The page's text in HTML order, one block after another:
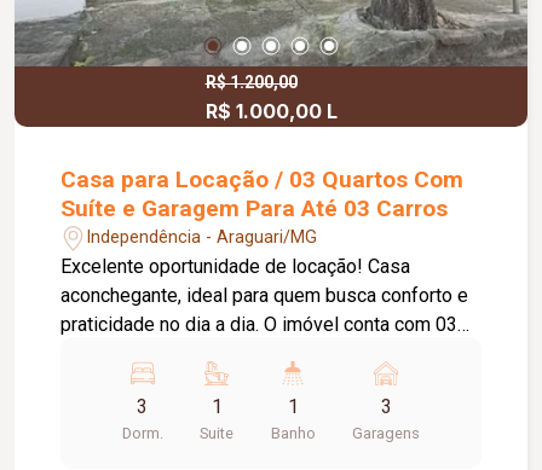
R$ 1.200,00
R$ 1.000,00 L
Casa para Locação / 03 Quartos Com
Suíte e Garagem Para Até 03 Carros
Independência - Araguari/MG
Excelente oportunidade de locação! Casa
aconchegante, ideal para quem busca conforto e
praticidade no dia a dia. O imóvel conta com 03
arejada, cozinha externa e banheiro externo. Além
disso, possui garagem com capacidade para 2 ou
3 veículos, oferecendo mais comodidade para
3
Dorm.
1
Suite
1
Banho
3
Garagens